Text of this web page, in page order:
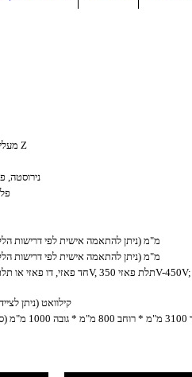
מעלית דלי חגורה מסוג Z
#304
1000-6000 מ"מ (ניתן להתאמה אישית לפי דרישות
1000-5000 מ"מ (ניתן להתאמה אישית לפי דרישות
1.5 קילוואט (ניתן
אורך 3100 מ"מ *